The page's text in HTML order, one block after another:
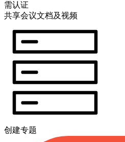
需认证
共享会议文档及视频
创建专题